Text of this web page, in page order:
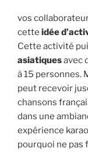
vos
cette idée
Cette activité
asiatiquesavec
à 15 personnes.
peut recevoir
chansons
dans une
expérience
pourquoi ne pas